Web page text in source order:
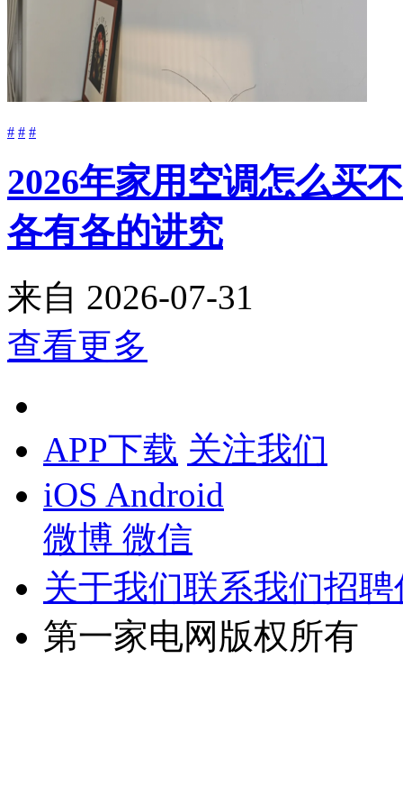
# # #
2026年家用空调怎么买
各有各的讲究
来自 2026-07-31
查看更多
APP下载 关注我们
iOS Android
微博 微信
关于我们联系我们招聘
第一家电网版权所有